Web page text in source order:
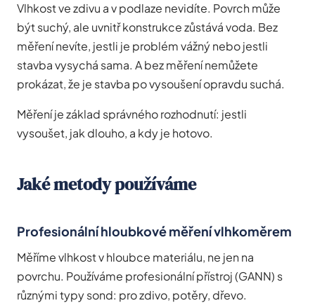
Vlhkost ve zdivu a v podlaze nevidíte. Povrch může
být suchý, ale uvnitř konstrukce zůstává voda. Bez
měření nevíte, jestli je problém vážný nebo jestli
stavba vysychá sama. A bez měření nemůžete
prokázat, že je stavba po vysoušení opravdu suchá.
Měření je základ správného rozhodnutí: jestli
vysoušet, jak dlouho, a kdy je hotovo.
Jaké metody používáme
Profesionální hloubkové měření vlhkoměrem
Měříme vlhkost v hloubce materiálu, ne jen na
povrchu. Používáme profesionální přístroj (GANN) s
různými typy sond: pro zdivo, potěry, dřevo.